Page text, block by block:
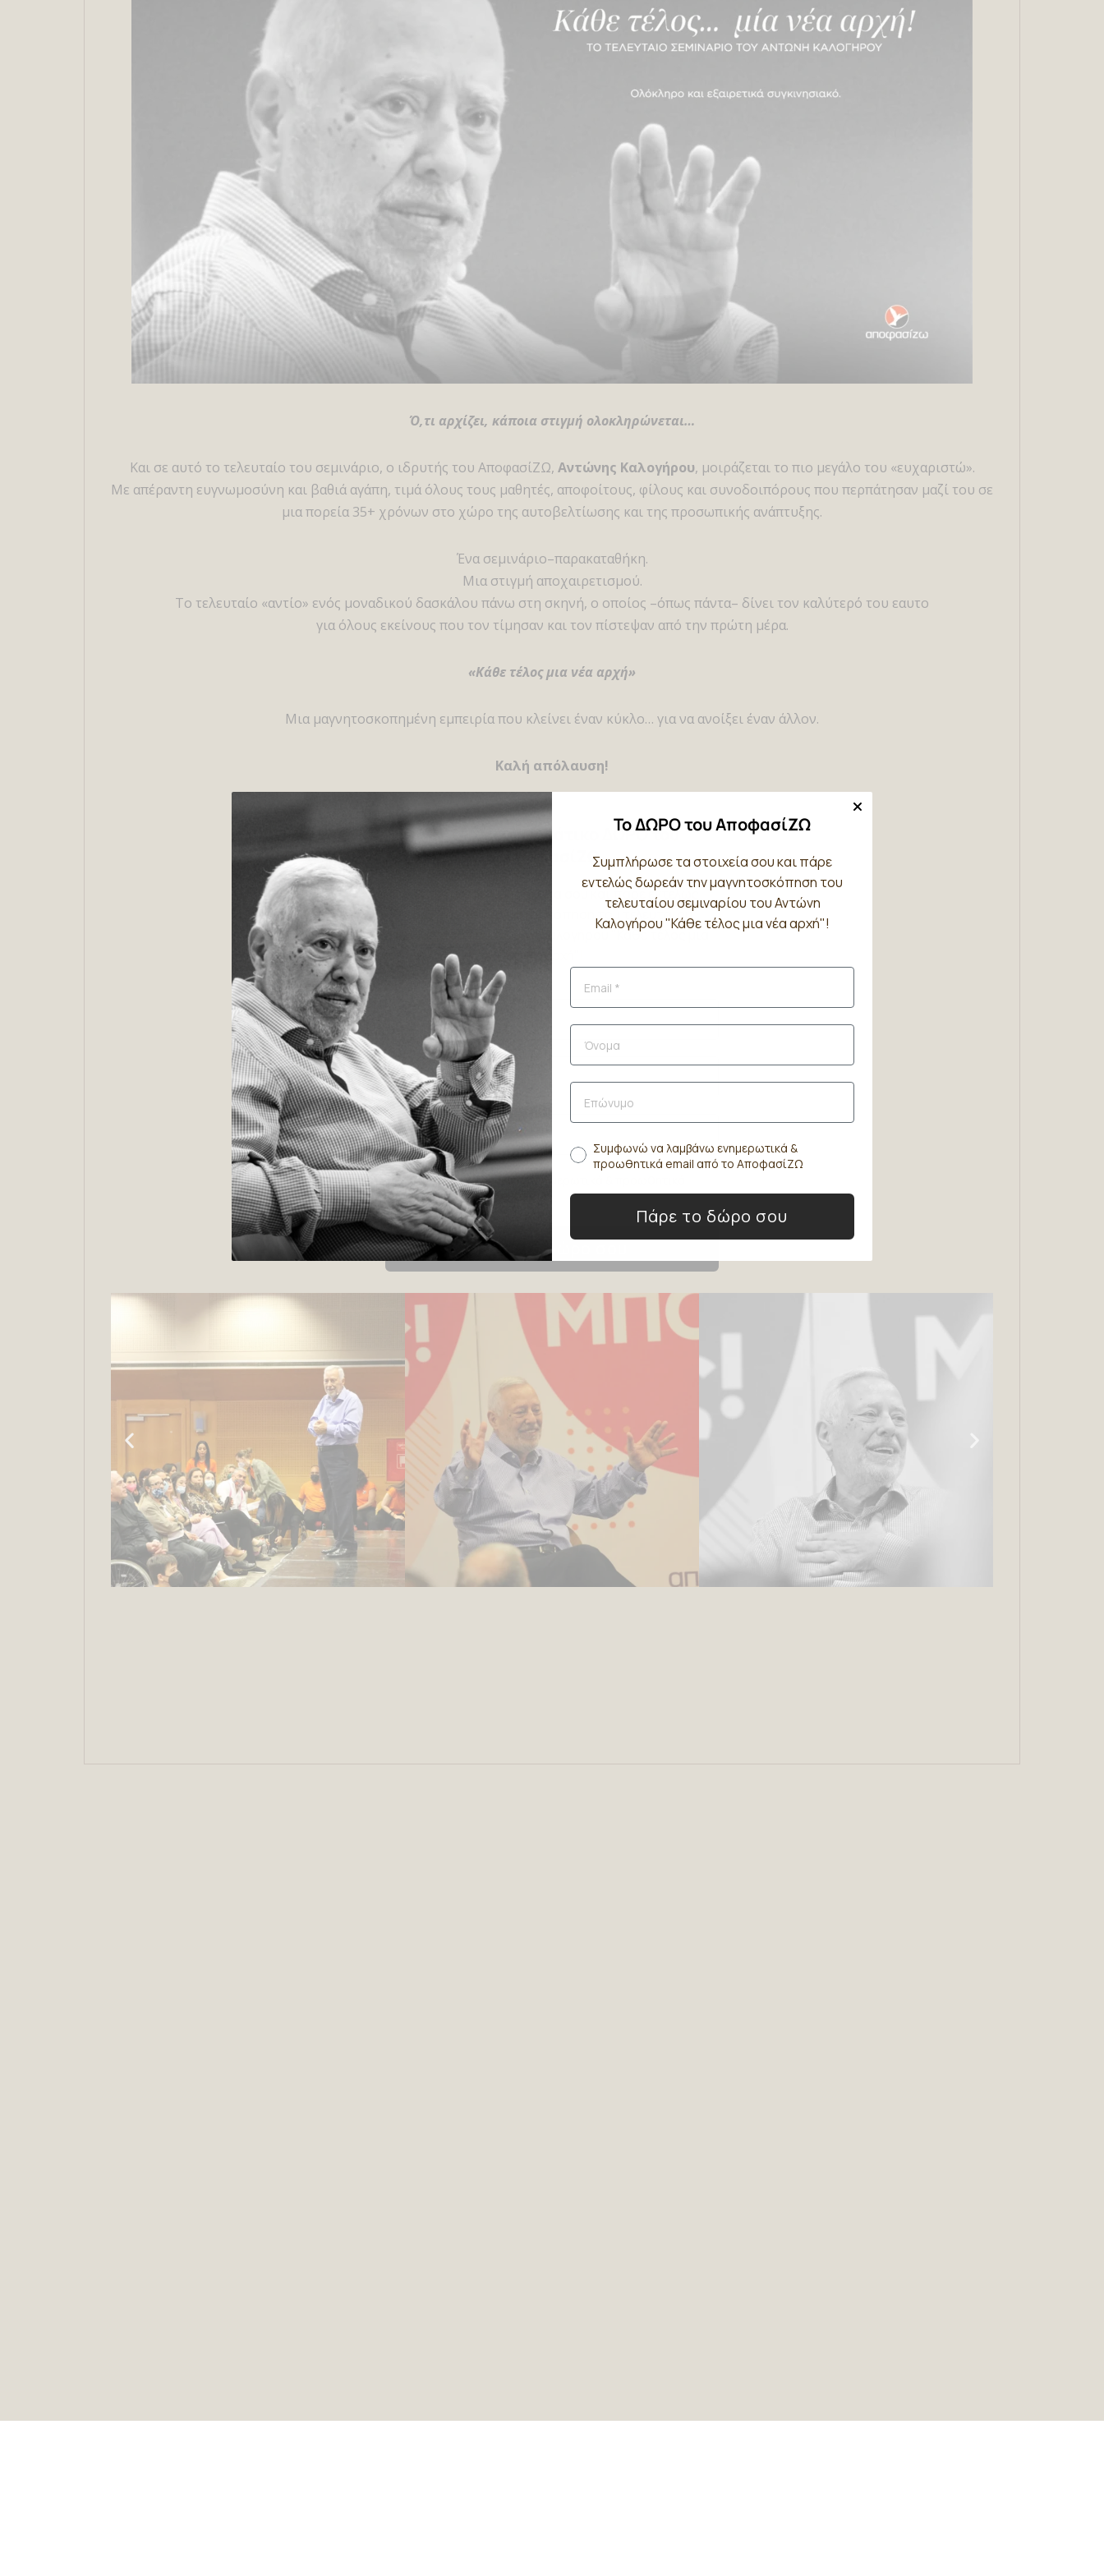
Ό,τι αρχίζει, κάποια στιγμή ολοκληρώνεται…
Και σε αυτό το τελευταίο του σεμινάριο, ο ιδρυτής του ΑποφασίΖΩ, Αντώνης Καλογήρου, μοιράζεται το πιο μεγάλο του «ευχαριστώ».
Με απέραντη ευγνωμοσύνη και βαθιά αγάπη, τιμά όλους τους μαθητές, αποφοίτους, φίλους και συνοδοιπόρους που περπάτησαν μαζί του σε
μια πορεία 35+ χρόνων στο χώρο της αυτοβελτίωσης και της προσωπικής ανάπτυξης.
Ένα σεμινάριο–παρακαταθήκη.
Μια στιγμή αποχαιρετισμού.
Το τελευταίο «αντίο» ενός μοναδικού δασκάλου πάνω στη σκηνή, ο οποίος –όπως πάντα– δίνει τον καλύτερό του εαυτο
για όλους εκείνους που τον τίμησαν και τον πίστεψαν από την πρώτη μέρα.
«Κάθε τέλος μια νέα αρχή»
Μια μαγνητοσκοπημένη εμπειρία που κλείνει έναν κύκλο… για να ανοίξει έναν άλλον.
Καλή απόλαυση!
Το Χριστουγεννιάτικο ΔΩΡΟ του
ΑποφασίΖΩ
Συμπλήρωσε τα στοιχεία σου και πάρε εντελώς
δωρεάν την μαγνητοσκόπηση του τελευταίου
σεμιναρίου του Αντώνη Καλογήρου "Κάθε τέλος μια
Συμφωνώ να λαμβάνω ενημερωτικά & προωθητικά
email από το ΑποφασίΖΩ
Πάρε το δώρο σου
Το ΔΩΡΟ του ΑποφασίΖΩ
Συμπλήρωσε τα στοιχεία σου και πάρε
εντελώς δωρεάν την μαγνητοσκόπηση του
τελευταίου σεμιναρίου του Αντώνη
Καλογήρου "Κάθε τέλος μια νέα αρχή"!
Συμφωνώ να λαμβάνω ενημερωτικά &
προωθητικά email από το ΑποφασίΖΩ
Πάρε το δώρο σου